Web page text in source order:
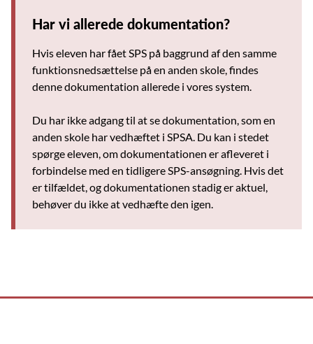
Har vi allerede dokumentation?
Hvis eleven har fået SPS på baggrund af den samme
funktionsnedsættelse på en anden skole, findes
denne dokumentation allerede i vores system.
Du har ikke adgang til at se dokumentation, som en
anden skole har vedhæftet i SPSA. Du kan i stedet
spørge eleven, om dokumentationen er afleveret i
forbindelse med en tidligere SPS-ansøgning. Hvis det
er tilfældet, og dokumentationen stadig er aktuel,
behøver du ikke at vedhæfte den igen.